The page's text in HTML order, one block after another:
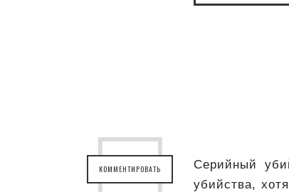
Серийный
убийства,
КОММЕНТИРОВАТЬ